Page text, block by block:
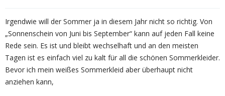
Irgendwie will der Sommer ja in diesem Jahr nicht so richtig. Von
„Sonnenschein von Juni bis September“ kann auf jeden Fall keine
Rede sein. Es ist und bleibt wechselhaft und an den meisten
Tagen ist es einfach viel zu kalt für all die schönen Sommerkleider.
Bevor ich mein weißes Sommerkleid aber überhaupt nicht
anziehen kann,